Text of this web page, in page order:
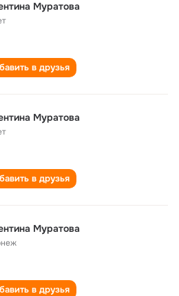
Муратова
в друзья
Муратова
в друзья
Муратова
в друзья